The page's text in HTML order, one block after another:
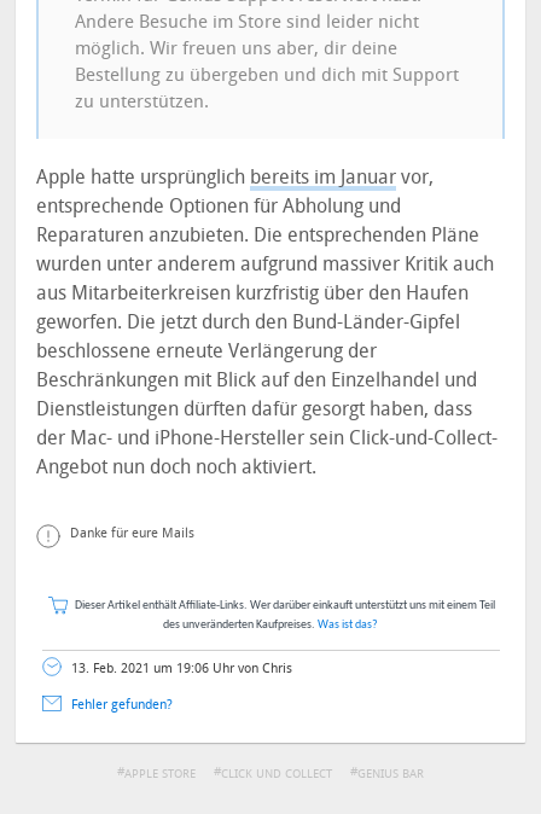
Andere Besuche im Store sind leider nicht
möglich. Wir freuen uns aber, dir deine
Bestellung zu übergeben und dich mit Support
zu unterstützen.
Apple hatte ursprünglich bereits im Januar vor,
entsprechende Optionen für Abholung und
Reparaturen anzubieten. Die entsprechenden Pläne
wurden unter anderem aufgrund massiver Kritik auch
aus Mitarbeiterkreisen kurzfristig über den Haufen
geworfen. Die jetzt durch den Bund-Länder-Gipfel
beschlossene erneute Verlängerung der
Beschränkungen mit Blick auf den Einzelhandel und
Dienstleistungen dürften dafür gesorgt haben, dass
der Mac- und iPhone-Hersteller sein Click-und-Collect-
Angebot nun doch noch aktiviert.
Danke für eure Mails
Dieser Artikel enthält Affiliate-Links. Wer darüber einkauft unterstützt uns mit einem Teil
des unveränderten Kaufpreises. Was ist das?
13. Feb. 2021 um 19:06 Uhr von Chris
Fehler gefunden?
APPLE STORE CLICK UND COLLECT GENIUS BAR